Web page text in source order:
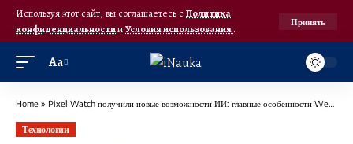
Используя этот сайт, вы соглашаетесь с Политика
конфиденциальностииУсловия использования.
Принять
Аа
Home » Pixel Watch получили новые возможности ИИ: главные особенности Wear OS 7
Технологии